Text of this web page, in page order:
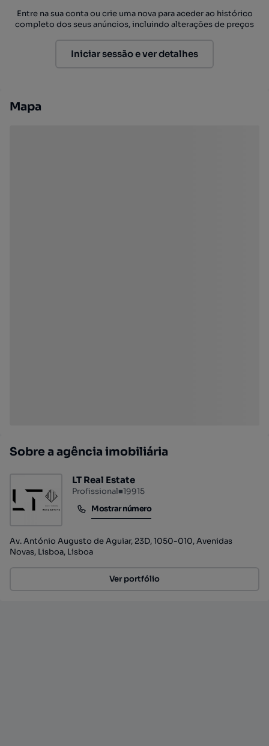
Entre na sua conta ou crie uma nova para aceder ao histórico
completo dos seus anúncios, incluindo alterações de preços
Iniciar sessão e ver detalhes
Mapa
Sobre a agência imobiliária
LT Real Estate
Profissional■19915
Mostrar número
Mostrar número
Av. António Augusto de Aguiar, 23D, 1050-010, Avenidas
Novas, Lisboa, Lisboa
Ver portfólio